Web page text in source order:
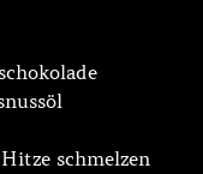
schmelzen